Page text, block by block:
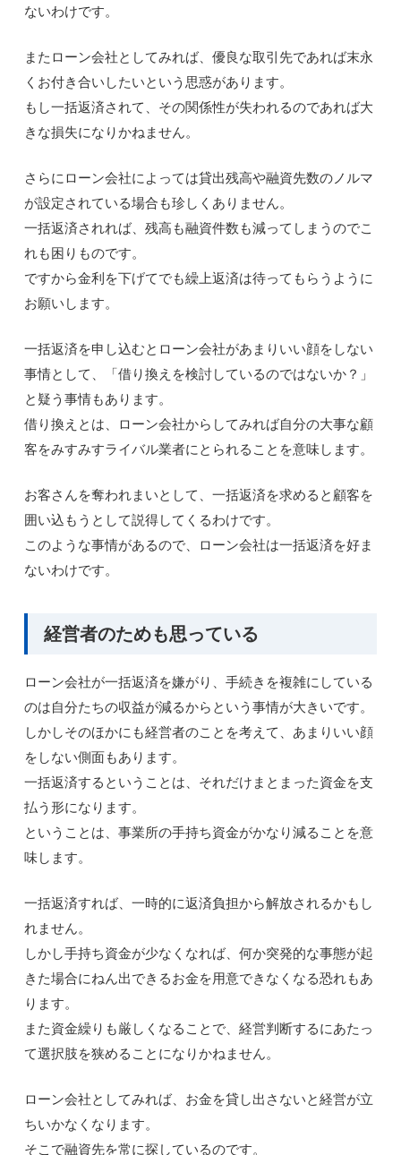
ないわけです。
またローン会社としてみれば、優良な取引先であれば末永
くお付き合いしたいという思惑があります。
もし一括返済されて、その関係性が失われるのであれば大
きな損失になりかねません。
さらにローン会社によっては貸出残高や融資先数のノルマ
が設定されている場合も珍しくありません。
一括返済されれば、残高も融資件数も減ってしまうのでこ
れも困りものです。
ですから金利を下げてでも繰上返済は待ってもらうように
お願いします。
一括返済を申し込むとローン会社があまりいい顔をしない
事情として、「借り換えを検討しているのではないか？」
と疑う事情もあります。
借り換えとは、ローン会社からしてみれば自分の大事な顧
客をみすみすライバル業者にとられることを意味します。
お客さんを奪われまいとして、一括返済を求めると顧客を
囲い込もうとして説得してくるわけです。
このような事情があるので、ローン会社は一括返済を好ま
ないわけです。
経営者のためも思っている
ローン会社が一括返済を嫌がり、手続きを複雑にしている
のは自分たちの収益が減るからという事情が大きいです。
しかしそのほかにも経営者のことを考えて、あまりいい顔
をしない側面もあります。
一括返済するということは、それだけまとまった資金を支
払う形になります。
ということは、事業所の手持ち資金がかなり減ることを意
味します。
一括返済すれば、一時的に返済負担から解放されるかもし
れません。
しかし手持ち資金が少なくなれば、何か突発的な事態が起
きた場合にねん出できるお金を用意できなくなる恐れもあ
ります。
また資金繰りも厳しくなることで、経営判断するにあたっ
て選択肢を狭めることになりかねません。
ローン会社としてみれば、お金を貸し出さないと経営が立
ちいかなくなります。
そこで融資先を常に探しているのです。